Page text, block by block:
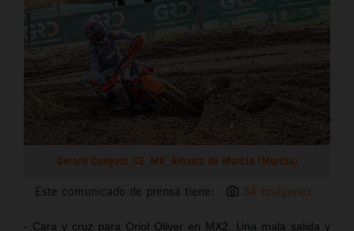
Gerard Congost_CE_MX_Alhama de Murcia (Murcia)
Este comunicado de prensa tiene: 34 Imágenes
- Cara y cruz para Oriol Oliver en MX2. Una mala salida y